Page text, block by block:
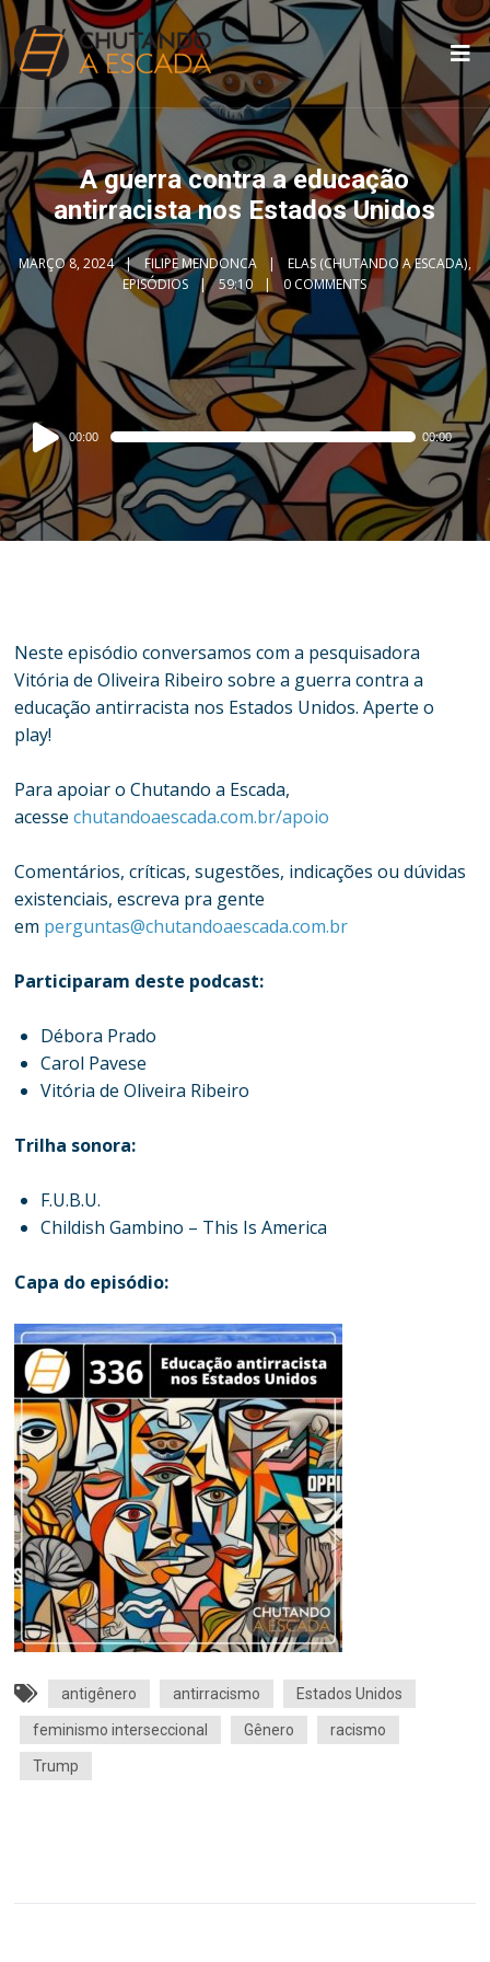
A guerra contra a educação
antirracista nos Estados Unidos
MARÇO 8, 2024 FILIPE MENDONCA ELAS (CHUTANDO A ESCADA),
EPISÓDIOS
59:10 0 COMMENTS
Audio
Player
00:00 00:00
Neste episódio conversamos com a pesquisadora
Vitória de Oliveira Ribeiro sobre a guerra contra a
educação antirracista nos Estados Unidos. Aperte o
play!
Para apoiar o Chutando a Escada,
acessechutandoaescada.com.br/apoio
Comentários, críticas, sugestões, indicações ou dúvidas
existenciais, escreva pra gente
em perguntas@chutandoaescada.com.br
Participaram deste podcast:
Débora Prado
Carol Pavese
Vitória de Oliveira Ribeiro
Trilha sonora:
F.U.B.U.
Childish Gambino – This Is America
Capa do episódio:
antigênero antirracismo Estados Unidos
feminismo interseccional Gênero racismo
Trump